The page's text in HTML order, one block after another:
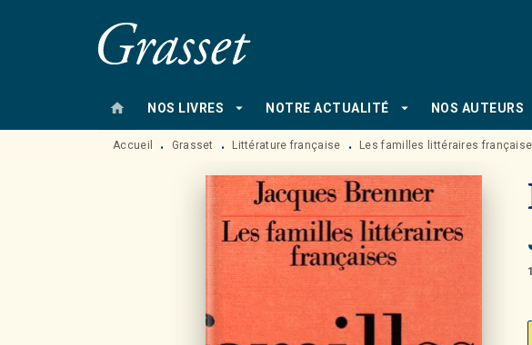
MENU RECHERCHE
home NOS LIVRES arrow_drop_down NOTRE ACTUALITÉ arrow_drop_down NOS AUTEURS
Accueil • Grasset • Littérature française • Les familles littéraires